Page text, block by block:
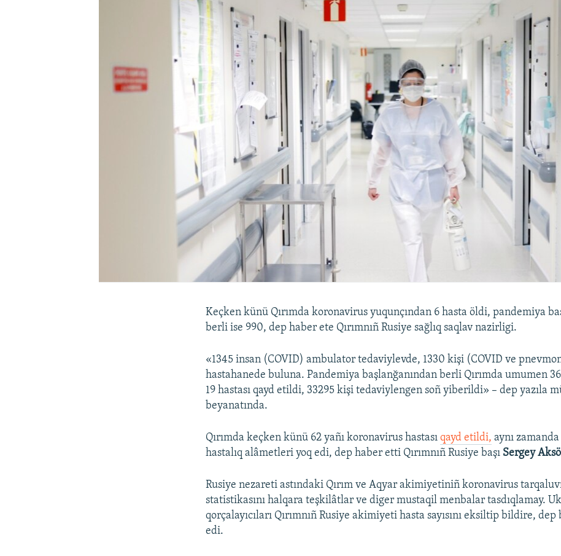
Keçken künü Qırımda koronavirus yuqunçından 6 hasta öldi, pandemiya
berli ise 990, dep haber ete Qırımnıñ Rusiye sağlıq saqlav nazirligi.
«1345 insan (COVID) ambulator tedaviylevde, 1330 kişi (COVID ve
hastahanede buluna. Pandemiya başlanğanından berli Qırımda umumen
19 hastası qayd etildi, 33295 kişi tedaviylengen soñ yiberildi» – dep yazıla
beyanatında.
Qırımda keçken künü 62 yañı koronavirus hastasıqayd etildi, aynı
hastalıq alâmetleri yoq edi, dep haber etti Qırımnıñ Rusiye başı Sergey
Rusiye nezareti astındaki Qırım ve Aqyar akimiyetiniñ koronavirus
statistikasını halqara teşkilâtlar ve diger mustaqil menbalar tasdıqlamay.
qorçalayıcıları Qırımnıñ Rusiye akimiyeti hasta sayısını eksiltip bildire,
edi.